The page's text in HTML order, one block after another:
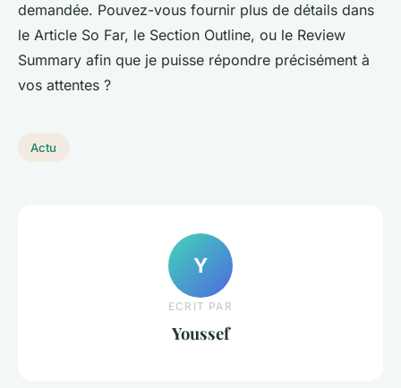
demandée. Pouvez-vous fournir plus de détails dans
le Article So Far, le Section Outline, ou le Review
Summary afin que je puisse répondre précisément à
vos attentes ?
Actu
Y
ECRIT PAR
Youssef